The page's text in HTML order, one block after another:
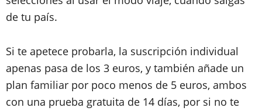
de tu país.
Si te apetece probarla, la suscripción individual
apenas pasa de los 3 euros, y también añade un
plan familiar por poco menos de 5 euros, ambos
con una prueba gratuita de 14 días, por si no te